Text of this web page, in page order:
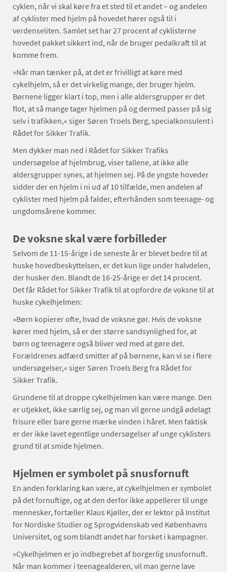
cyklen, når vi skal køre fra et sted til et andet – og andelen
af cyklister med hjelm på hovedet hører også til i
verdenseliten. Samlet set har 27 procent af cyklisterne
hovedet pakket sikkert ind, når de bruger pedalkraft til at
komme frem.
»Når man tænker på, at det er frivilligt at køre med
cykelhjelm, så er det virkelig mange, der bruger hjelm.
Børnene ligger klart i top, men i alle aldersgrupper er det
flot, at så mange tager hjelmen på og dermed passer på sig
selv i trafikken,« siger Søren Troels Berg, specialkonsulent i
Rådet for Sikker Trafik.
Men dykker man ned i Rådet for Sikker Trafiks
undersøgelse af hjelmbrug, viser tallene, at ikke alle
aldersgrupper synes, at hjelmen sej. På de yngste hoveder
sidder der en hjelm i ni ud af 10 tilfælde, men andelen af
cyklister med hjelm på falder, efterhånden som teenage- og
ungdomsårene kommer.
De voksne skal være forbilleder
Selvom de 11-15-årige i de seneste år er blevet bedre til at
huske hovedbeskyttelsen, er det kun lige under halvdelen,
der husker den. Blandt de 16-25-årige er det 14 procent.
Det får Rådet for Sikker Trafik til at opfordre de voksne til at
huske cykelhjelmen:
»Børn kopierer ofte, hvad de voksne gør. Hvis de voksne
kører med hjelm, så er der større sandsynlighed for, at
børn og teenagere også bliver ved med at gøre det.
Forældrenes adfærd smitter af på børnene, kan vi se i flere
undersøgelser,« siger Søren Troels Berg fra Rådet for
Sikker Trafik.
Grundene til at droppe cykelhjelmen kan være mange. Den
er utjekket, ikke særlig sej, og man vil gerne undgå ødelagt
frisure eller bare gerne mærke vinden i håret. Men faktisk
er der ikke lavet egentlige undersøgelser af unge cyklisters
grund til at smide hjelmen.
Hjelmen er symbolet på snusfornuft
En anden forklaring kan være, at cykelhjelmen er symbolet
på det fornuftige, og at den derfor ikke appellerer til unge
mennesker, fortæller Klaus Kjøller, der er lektor på Institut
for Nordiske Studier og Sprogvidenskab ved Københavns
Universitet, og som blandt andet har forsket i kampagner.
»Cykelhjelmen er jo indbegrebet af borgerlig snusfornuft.
Når man kommer i teenagealderen, vil man gerne lave